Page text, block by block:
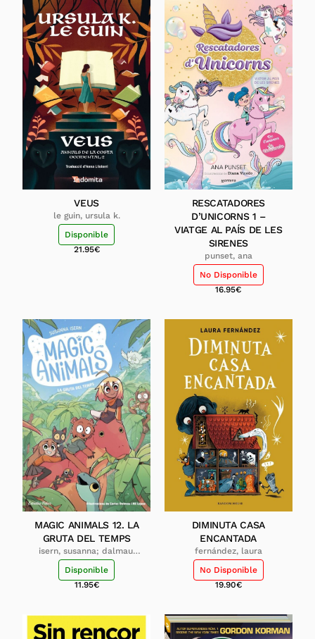
VEUS
le guin, ursula k.
Disponible
21.95€
RESCATADORES
D’UNICORNS 1 –
VIATGE AL PAÍS DE LES
SIRENES
punset, ana
No Disponible
16.95€
MAGIC ANIMALS 12. LA
GRUTA DEL TEMPS
isern, susanna; dalmau,
carles
Disponible
11.95€
DIMINUTA CASA
ENCANTADA
fernández, laura
No Disponible
19.90€